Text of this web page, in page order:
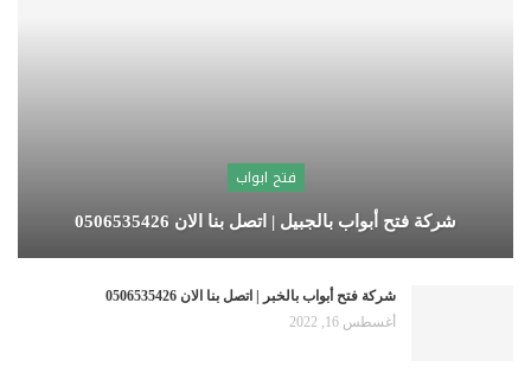
فتح ابواب
شركة فتح أبواب بالجبيل | اتصل بنا الان 0506535426
شركة فتح أبواب بالخبر | اتصل بنا الان 0506535426
أغسطس 16, 2022